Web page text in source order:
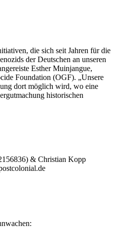
die sich seit Jahren für die
der Deutschen an unseren
Esther Muinjangue,
Foundation (OGF). „Unsere
dort möglich wird, wo eine
historischen
& Christian Kopp